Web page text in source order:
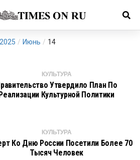
2025 / Июнь / 14
КУЛЬТУРА
Утвердило План По
Культурной Политики
КУЛЬТУРА
Ко Дню России Посетили Более 70
Тысяч Человек